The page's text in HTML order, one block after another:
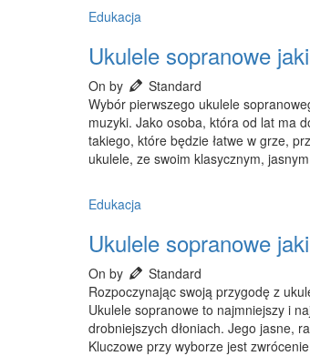
Edukacja
Ukulele sopranowe
On by
Standard
Wybór pierwszego ukulele
muzyki. Jako osoba, która od lat ma
takiego, które będzie łatwe w grze,
ukulele, ze swoim klasycznym,
Edukacja
Ukulele sopranowe
On by
Standard
Rozpoczynając swoją przygodę z
Ukulele sopranowe to najmniejszy i
drobniejszych dłoniach. Jego jasne,
Kluczowe przy wyborze jest